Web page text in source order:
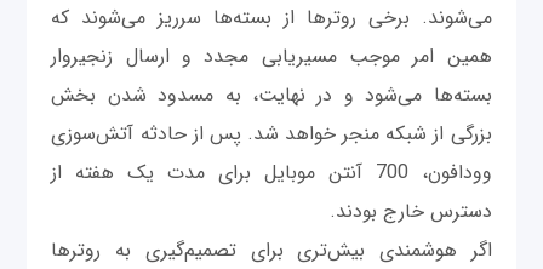
می‌شوند. برخی روترها از بسته‌ها سرریز می‌شوند که
همین امر موجب مسیریابی مجدد و ارسال زنجیر‌وار
بسته‌ها می‌شود و در نهایت، به مسدود شدن بخش
بزرگی از شبکه منجر خواهد شد. پس از حادثه آتش‌سوزی
وودافون، 700 آنتن موبایل برای مدت یک هفته از
دسترس خارج بودند.
اگر هوشمندی بیش‌تری برای تصمیم‌گیری به روترها